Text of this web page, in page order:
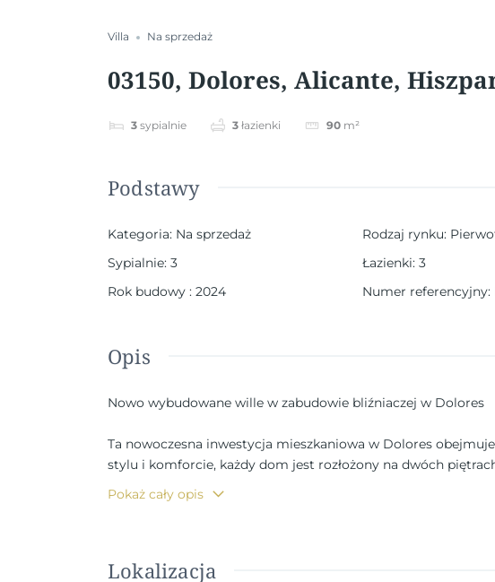
Villa Na sprzedaż
03150, Dolores, Alicante,
3 sypialnie 3 łazienki 90 m²
Podstawy
Kategoria: Na sprzedaż Rodzaj rynku:
Sypialnie: 3 Łazienki: 3
Rok budowy : 2024 Numer referencyjny:
Opis
Nowo wybudowane wille w zabudowie bliźniaczej w Dolores
Ta nowoczesna inwestycja mieszkaniowa w Dolores
stylu i komforcie, każdy dom jest rozłożony na dwóch
prowadzi bezpośrednio na prywatny taras i ogród. Każdy
Domy te zostały zbudowane przy użyciu wysokiej jakości
Pokaż cały opis
Lokalizacja